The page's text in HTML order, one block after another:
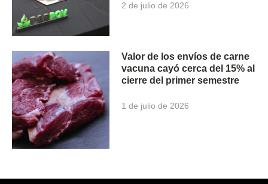
2 de julio de 2026
Valor de los envíos de carne
vacuna cayó cerca del 15% al
cierre del primer semestre
1 de julio de 2026